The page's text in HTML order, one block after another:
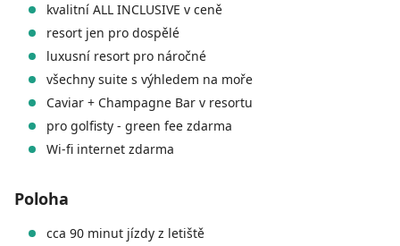
kvalitní ALL INCLUSIVE v ceně
resort jen pro dospělé
luxusní resort pro náročné
všechny suite s výhledem na moře
Caviar + Champagne Bar v resortu
pro golfisty - green fee zdarma
Wi-fi internet zdarma
Poloha
cca 90 minut jízdy z letiště